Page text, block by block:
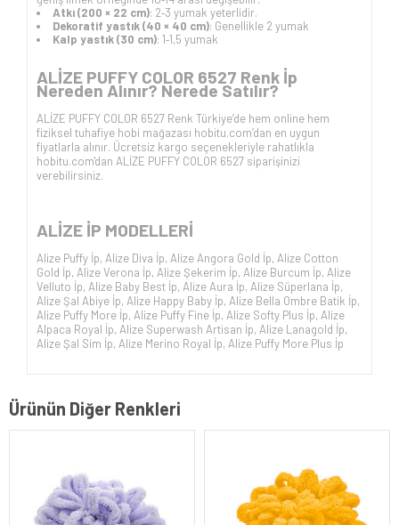
Atkı (200 × 22 cm): 2‑3 yumak yeterlidir.
Dekoratif yastık (40 × 40 cm): Genellikle 2 yumak
Kalp yastık (30 cm): 1‑1,5 yumak
ALİZE PUFFY COLOR 6527 Renk İp
Nereden Alınır? Nerede Satılır?
ALİZE PUFFY COLOR 6527 Renk Türkiye’de hem online hem
fiziksel tuhafiye hobi mağazası hobitu.com’dan en uygun
fiyatlarla alınır. Ücretsiz kargo seçenekleriyle rahatlıkla
hobitu.com'dan ALİZE PUFFY COLOR 6527 siparişinizi
verebilirsiniz.
ALİZE İP MODELLERİ
Alize Puffy İp, Alize Diva İp, Alize Angora Gold İp, Alize Cotton
Gold İp, Alize Verona İp, Alize Şekerim İp, Alize Burcum İp, Alize
Velluto İp, Alize Baby Best İp, Alize Aura İp, Alize Süperlana İp,
Alize Şal Abiye İp, Alize Happy Baby İp, Alize Bella Ombre Batik İp,
Alize Puffy More İp, Alize Puffy Fine İp, Alize Softy Plus İp, Alize
Alpaca Royal İp, Alize Superwash Artisan İp, Alize Lanagold İp,
Alize Şal Sim İp, Alize Merino Royal İp, Alize Puffy More Plus İp
Ürünün Diğer Renkleri